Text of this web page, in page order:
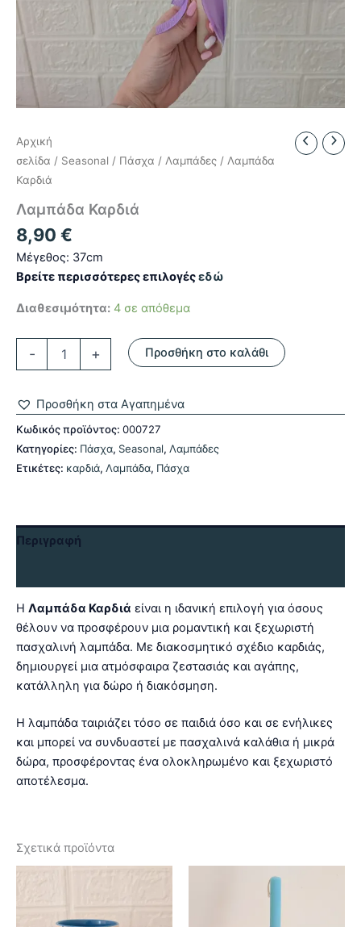
Αρχική
σελίδα / Seasonal / Πάσχα / Λαμπάδες / Λαμπάδα
Καρδιά
Λαμπάδα Καρδιά
8,90 €
Μέγεθος: 37cm
Βρείτε περισσότερες επιλογέςεδώ
Διαθεσιμότητα: 4 σε απόθεμα
- + Προσθήκη στο καλάθι
Προσθήκη στα Αγαπημένα
Κωδικός προϊόντος: 000727
Κατηγορίες: Πάσχα, Seasonal, Λαμπάδες
Ετικέτες: καρδιά, Λαμπάδα, Πάσχα
Περιγραφή
Η Λαμπάδα Καρδιά είναι η ιδανική επιλογή για όσους
θέλουν να προσφέρουν μια ρομαντική και ξεχωριστή
πασχαλινή λαμπάδα. Με διακοσμητικό σχέδιο καρδιάς,
δημιουργεί μια ατμόσφαιρα ζεστασιάς και αγάπης,
κατάλληλη για δώρο ή διακόσμηση.
Η λαμπάδα ταιριάζει τόσο σε παιδιά όσο και σε ενήλικες
και μπορεί να συνδυαστεί με πασχαλινά καλάθια ή μικρά
δώρα, προσφέροντας ένα ολοκληρωμένο και ξεχωριστό
αποτέλεσμα.
Σχετικά προϊόντα